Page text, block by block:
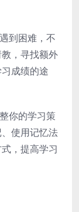
到困难，不
，寻找额外
成绩的途
你的学习策
使用记忆法
，提高学习